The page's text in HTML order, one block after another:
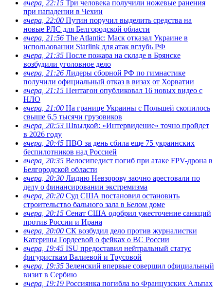
вчера, 22:15 Три человека получили ножевые ранения
при нападении в Чехии
вчера, 22:00 Путин поручил выделить средства на
новые РЛС для Белгородской области
вчера, 21:56 The Atlantic: Маск отказал Украине в
использовании Starlink для атак вглубь РФ
вчера, 21:35 После пожара на складе в Брянске
возбудили уголовное дело
вчера, 21:26 Лидеры сборной РФ по гимнастике
получили официальный отказ в визах от Хорватии
вчера, 21:15 Пентагон опубликовал 16 новых видео с
НЛО
вчера, 21:00 На границе Украины с Польшей скопилось
свыше 6,5 тысячи грузовиков
вчера, 20:53 Швыдкой: «Интервидение» точно пройдет
в 2026 году
вчера, 20:45 ПВО за день сбила еще 75 украинских
беспилотников над Россией
вчера, 20:35 Велосипедист погиб при атаке FPV-дрона в
Белгородской области
вчера, 20:30 Лидию Невзорову заочно арестовали по
делу о финансировании экстремизма
вчера, 20:20 Суд США постановил остановить
строительство бального зала в Белом доме
вчера, 20:15 Сенат США одобрил ужесточение санкций
против России и Ирана
вчера, 20:00 СК возбудил дело против журналистки
Катерины Гордеевой о фейках о ВС России
вчера, 19:45 ISU предоставил нейтральный статус
фигуристкам Валиевой и Трусовой
вчера, 19:35 Зеленский впервые совершил официальный
визит в Сербию
вчера, 19:19 Россиянка погибла во Французских Альпах